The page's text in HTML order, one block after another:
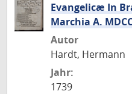
Evangelicæ In
Marchia A.
Autor
Hardt, Hermann
Jahr:
1739